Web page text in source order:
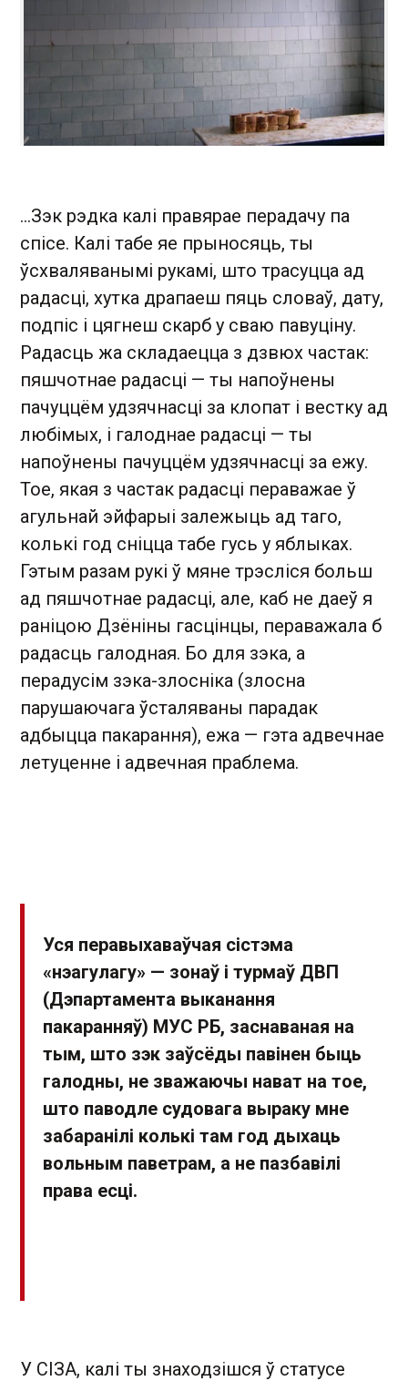
...Зэк рэдка калі правярае перадачу па
спісе. Калі табе яе прыносяць, ты
ўсхваляванымі рукамі, што трасуцца ад
радасці, хутка драпаеш пяць словаў, дату,
подпіс і цягнеш скарб у сваю павуціну.
Радасць жа складаецца з дзвюх частак:
пяшчотнае радасці — ты напоўнены
пачуццём удзячнасці за клопат і вестку ад
любімых, і галоднае радасці — ты
напоўнены пачуццём удзячнасці за ежу.
Тое, якая з частак радасці пераважае ў
агульнай эйфарыі залежыць ад таго,
колькі год сніцца табе гусь у яблыках.
Гэтым разам рукі ў мяне трэсліся больш
ад пяшчотнае радасці, але, каб не даеў я
раніцою Дзёніны гасцінцы, пераважала б
радасць галодная. Бо для зэка, а
перадусім зэка-злосніка (злосна
парушаючага ўсталяваны парадак
адбыцца пакарання), ежа — гэта адвечнае
летуценне і адвечная праблема.
Уся перавыхаваўчая сістэма
«нэагулагу» — зонаў і турмаў ДВП
(Дэпартамента выканання
пакаранняў) МУС РБ, заснаваная на
тым, што зэк заўсёды павінен быць
галодны, не зважаючы нават на тое,
што паводле судовага выраку мне
забаранілі колькі там год дыхаць
вольным паветрам, а не пазбавілі
права есці.
У СІЗА, калі ты знаходзішся ў статусе